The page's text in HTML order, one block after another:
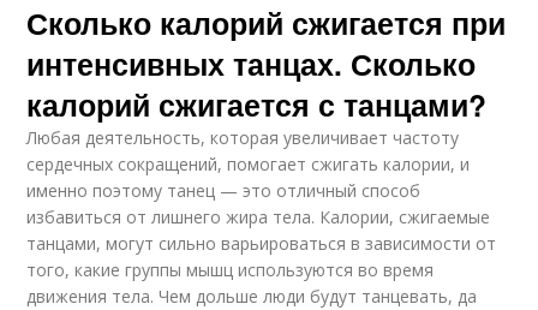
Сколько калорий сжигается при
интенсивных танцах. Сколько
калорий сжигается с танцами?
Любая деятельность, которая увеличивает частоту
сердечных сокращений, помогает сжигать калории, и
именно поэтому танец — это отличный способ
избавиться от лишнего жира тела. Калории, сжигаемые
танцами, могут сильно варьироваться в зависимости от
того, какие группы мышц используются во время
движения тела. Чем дольше люди будут танцевать, да